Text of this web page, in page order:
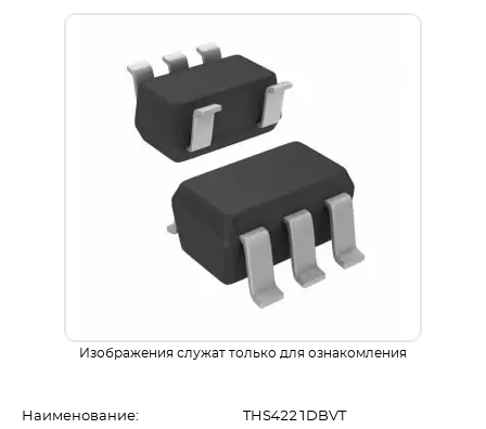
Изображения служат только для ознакомления
Наименование: THS4221DBVT